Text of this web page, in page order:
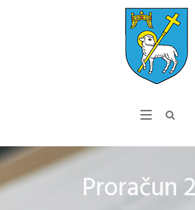
Proračun